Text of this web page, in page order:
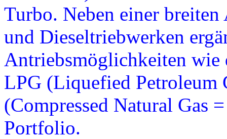
Turbo. Neben einer
und Dieseltriebwerken
Antriebsmöglichkeiten wie
LPG (Liquefied Petroleum
(Compressed Natural Gas
Portfolio.